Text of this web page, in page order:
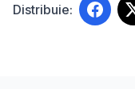
Distribuie: